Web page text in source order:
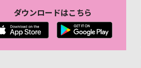
ダウンロードはこちら